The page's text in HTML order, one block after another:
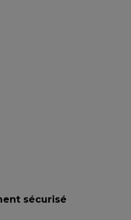
sécurisé